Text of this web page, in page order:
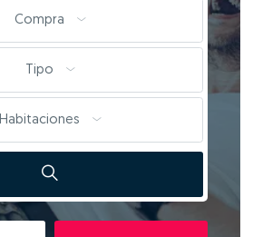
Compra
Tipo
Habitaciones